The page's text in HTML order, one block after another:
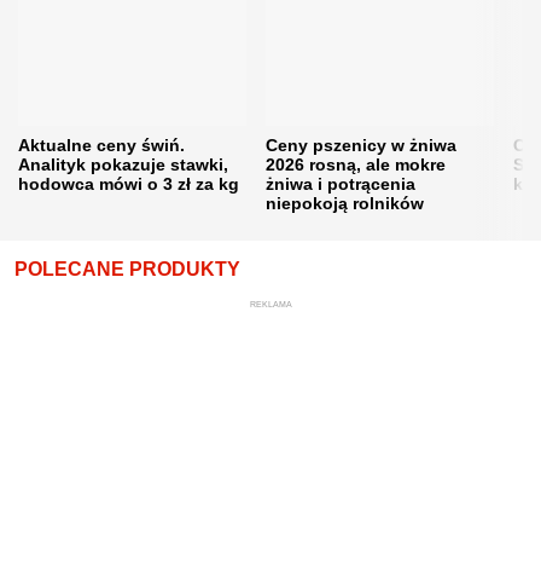
Aktualne ceny świń.
Analityk pokazuje stawki,
hodowca mówi o 3 zł za kg
Ceny pszenicy w żniwa
2026 rosną, ale mokre
żniwa i potrącenia
niepokoją rolników
POLECANE PRODUKTY
REKLAMA